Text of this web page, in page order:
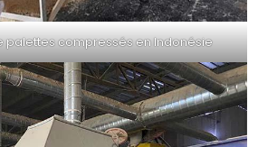
palettes compressés en Indonésie